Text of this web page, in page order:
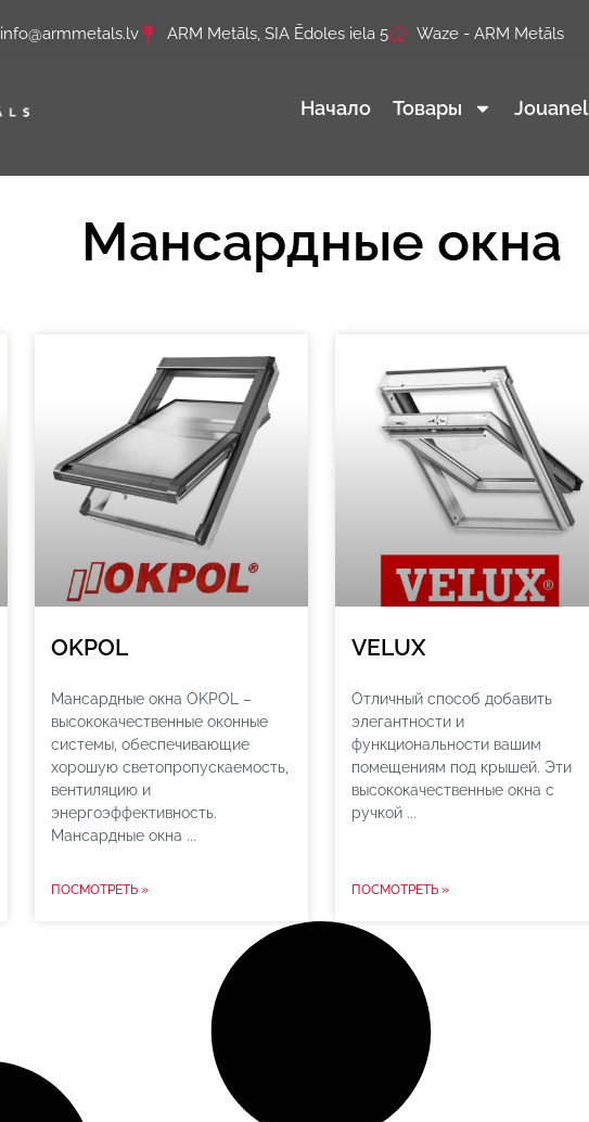
info@armmetals.lv ARM Metāls, SIA Ēdoles iela 5 Waze - ARM Metāls
Начало Товары Jouanel
Мансардные окна
OKPOL
Мансардные окна OKPOL –
высококачественные оконные
системы, обеспечивающие
хорошую светопропускаемость,
вентиляцию и
энергоэффективность.
Мансардные окна
ПОСМОТРЕТЬ »
VELUX
Отличный способ добавить
элегантности и
функциональности вашим
помещениям под крышей. Эти
высококачественные окна с
ручкой
ПОСМОТРЕТЬ »